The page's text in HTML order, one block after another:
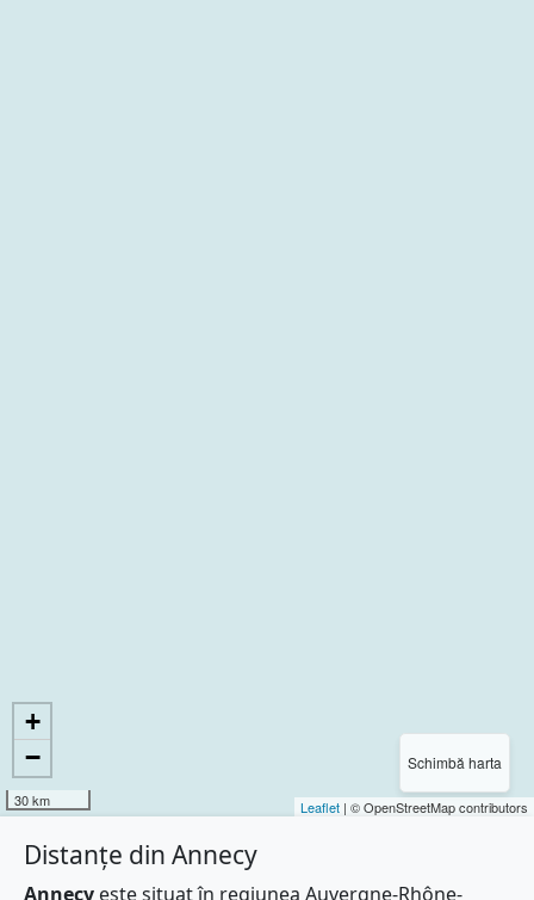
Schimbă harta
+
−
30 km Leaflet | © OpenStreetMap contributors
Distanțe din Annecy
Annecy este situat în regiunea Auvergne-Rhône-